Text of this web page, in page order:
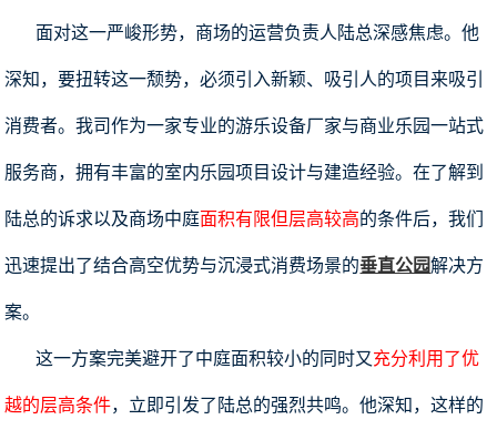
面对这一严峻形势，商场的运营负责人陆总深感焦虑。他
深知，要扭转这一颓势，必须引入新颖、吸引人的项目来吸引
消费者。我司作为一家专业的游乐设备厂家与商业乐园一站式
服务商，拥有丰富的室内乐园项目设计与建造经验。在了解到
陆总的诉求以及商场中庭面积有限但层高较高的条件后，我们
迅速提出了结合高空优势与沉浸式消费场景的垂直公园解决方
案。
这一方案完美避开了中庭面积较小的同时又充分利用了优
越的层高条件，立即引发了陆总的强烈共鸣。他深知，这样的